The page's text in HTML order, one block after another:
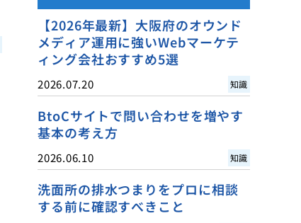
【2026年最新】大阪府のオウンド
メディア運用に強いWebマーケテ
ィング会社おすすめ5選
2026.07.20 知識
BtoCサイトで問い合わせを増やす
基本の考え方
2026.06.10 知識
洗面所の排水つまりをプロに相談
する前に確認すべきこと